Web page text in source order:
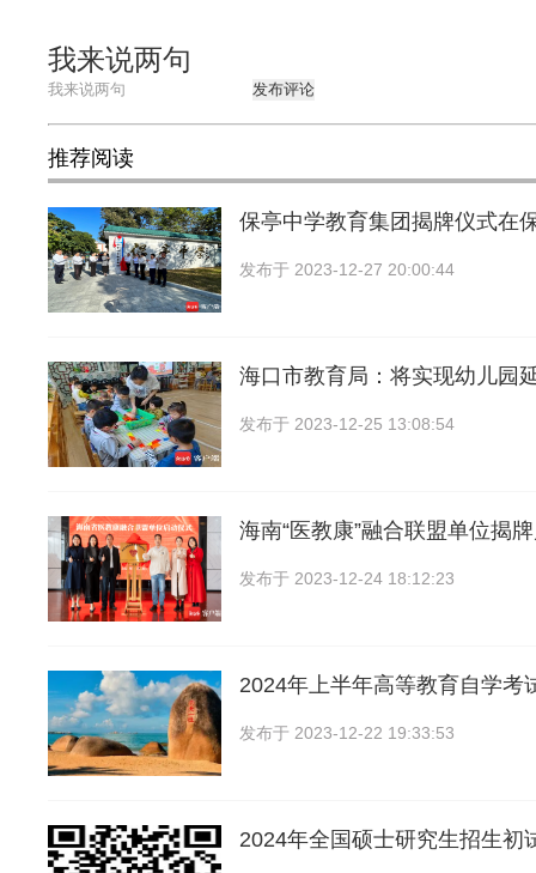
我来说两句
发布评论
推荐阅读
保亭中学教育集团揭牌仪式在
发布于 2023-12-27 20:00:44
海口市教育局：将实现幼儿园
发布于 2023-12-25 13:08:54
海南“医教康”融合联盟单位揭
发布于 2023-12-24 18:12:23
2024年上半年高等教育自学考
发布于 2023-12-22 19:33:53
2024年全国硕士研究生招生初